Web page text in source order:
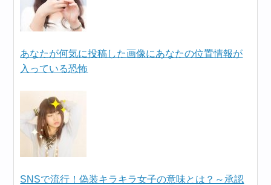
あなたが何気に投稿した画像にあなたの位置情報が
入っている恐怖
SNSで流行！偽装キラキラ女子の意味とは？～承認